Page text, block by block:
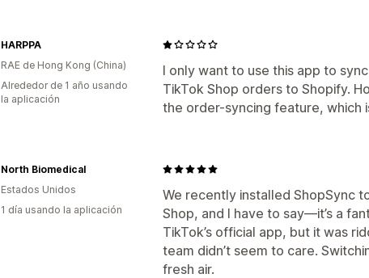
Alertas de existencias bajas
Estado en tiempo real
Registros
Gestión de feed
Sincronización de productos
Actualizaciones en tiempo real
Soporte técnico de inventario
I only want to use this app to
TikTok Shop orders to Shopify.
the order-syncing feature, which
HARPPA
RAE de Hong Kong (China)
Alrededor de 1 año usando
la aplicación
We recently installed ShopSync
Shop, and I have to say—it’s a
TikTok’s official app, but it was
team didn’t seem to care.
fresh air.
North Biomedical
Estados Unidos
1 día usando la aplicación